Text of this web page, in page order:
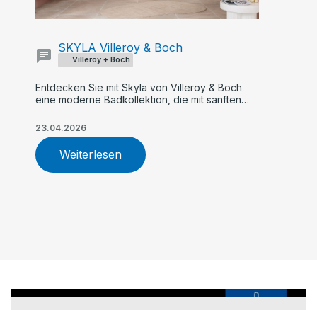
Villeroy + Boch
SKYLA Villeroy & Boch
Entdecken Sie mit Skyla von Villeroy & Boch
eine moderne Badkollektion, die mit sanften
Formensprache überzeugt. Flexible Farb- und
Größenoptionen, innovative Armaturen und
nachhaltige WC-Technologie machen Skyla zur
idealen Wahl für Ihr individuelles Traumbad.
23.04.2026
Weiterlesen